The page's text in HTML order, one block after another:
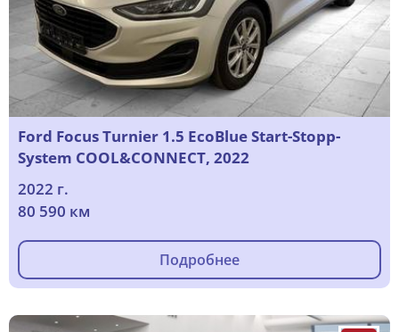
Ford Focus Turnier 1.5 EcoBlue Start-Stopp-
System COOL&CONNECT, 2022
2022 г.
80 590 км
Подробнее